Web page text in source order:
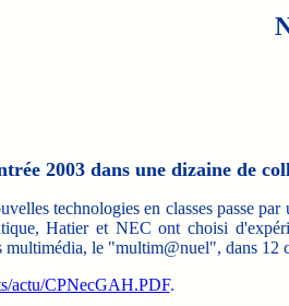
2003 dans une dizaine de
technologies en classes passe
Hatier et NEC ont choisi
le "multim@nuel", dans 12
actu/CPNecGAH.PDF.